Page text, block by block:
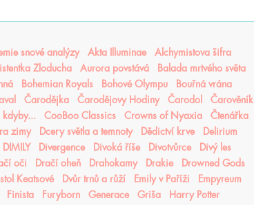
snové analýzy Akta Illuminae
Alchymistova šifra
Zloducha Aurora povstává
Balada mrtvého světa
Bohemian Royals Bohové Olympu
Bouřná vrána
Čarodějka Čarodějovy Hodiny Čarodol
Čarověník
kdyby... CooBoo Classics Crowns of Nyaxia
Čtenářka
zimy Dcery světla a temnoty Dědictví krve
Delirium
DIMILY Divergence Divoká říše Divotvůrce
Divý les
oči Dračí oheň Drahokamy Drakie
Drowned Gods
Keatsové Dvůr trnů a růží Emily v Paříži
Empyreum
Finista Furyborn Generace Griša
Harry Potter